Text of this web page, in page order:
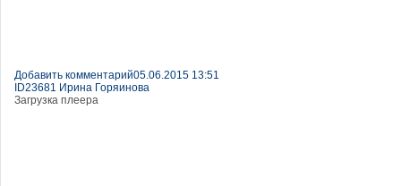
Добавить комментарий05.06.2015 13:51
ID23681 Ирина Горяинова
Загрузка плеера